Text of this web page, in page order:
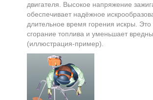
двигателя. Высокое напряжение
обеспечивает надёжное
длительное время горения искры. Это
сгорание топлива и уменьшает
(иллюстрация-пример).